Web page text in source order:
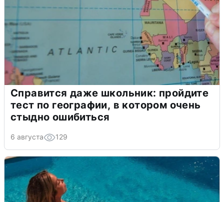
Справится даже школьник: пройдите
тест по географии, в котором очень
стыдно ошибиться
6 августа 129